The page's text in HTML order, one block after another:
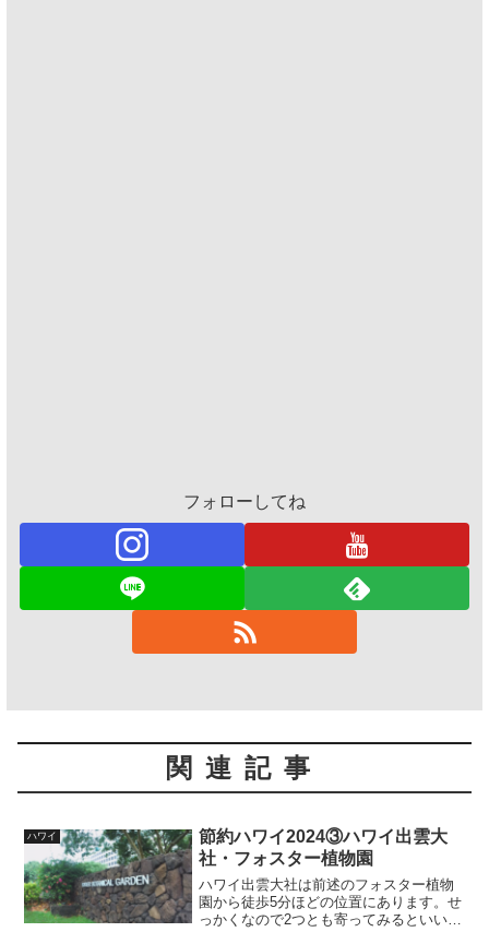
フォローしてね
関連記事
ハワイ
節約ハワイ2024③ハワイ出雲大
社・フォスター植物園
ハワイ出雲大社は前述のフォスター植物
園から徒歩5分ほどの位置にあります。せ
っかくなので2つとも寄ってみるといいで